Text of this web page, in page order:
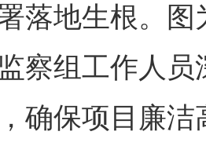
落地生根。
察组工作人
确保项目廉